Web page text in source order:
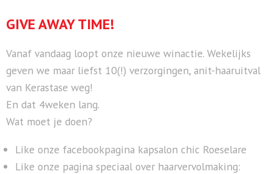
GIVE AWAY TIME!
Vanaf vandaag loopt onze nieuwe winactie. Wekelijks
geven we maar liefst 10(!) verzorgingen, anit-haaruitval
van Kerastase weg!
En dat 4weken lang.
Wat moet je doen?
Like onze facebookpagina kapsalon chic Roeselare
Like onze pagina speciaal over haarvervolmaking: